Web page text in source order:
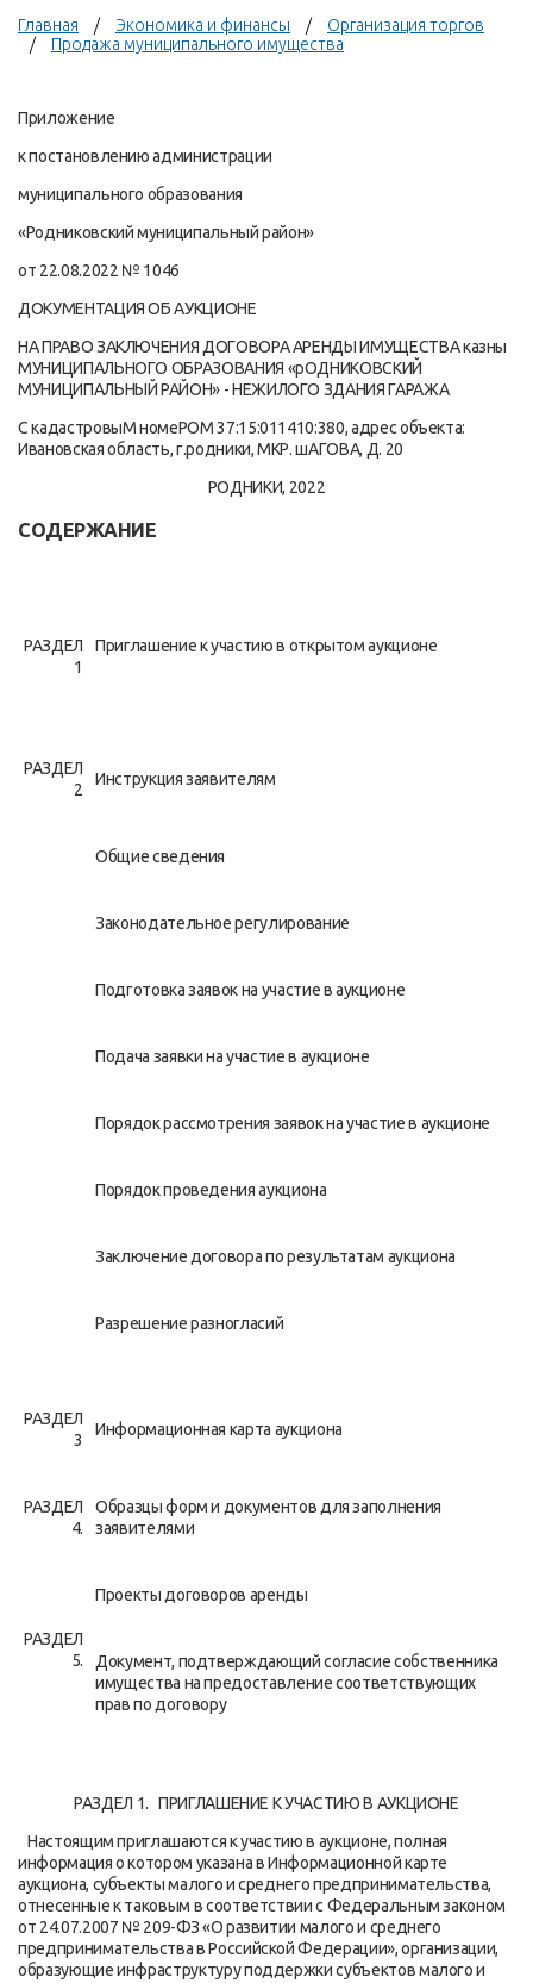
Главная Экономика и финансы
Организация торгов
Продажа муниципального имущества
Приложение
к постановлению администрации
муниципального образования
«Родниковский муниципальный район»
от 22.08.2022 № 1046
ДОКУМЕНТАЦИЯ ОБ АУКЦИОНЕ
НА ПРАВО ЗАКЛЮЧЕНИЯ ДОГОВОРА АРЕНДЫ ИМУЩЕСТВА казны
МУНИЦИПАЛЬНОГО ОБРАЗОВАНИЯ «рОДНИКОВСКИЙ
МУНИЦИПАЛЬНЫЙ РАЙОН» - НЕЖИЛОГО ЗДАНИЯ ГАРАЖА
С кадастровыМ номеРОМ 37:15:011410:380, адрес объекта:
Ивановская область, г.родники, МКР. шАГОВА, Д. 20
РОДНИКИ, 2022
СОДЕРЖАНИЕ
РАЗДЕЛ
1
Приглашение к участию в открытом аукционе
РАЗДЕЛ
2
Инструкция заявителям
Общие сведения
Законодательное регулирование
Подготовка заявок на участие в аукционе
Подача заявки на участие в аукционе
Порядок рассмотрения заявок на участие в аукционе
Порядок проведения аукциона
Заключение договора по результатам аукциона
Разрешение разногласий
РАЗДЕЛ
3
Информационная карта аукциона
РАЗДЕЛ
4.
Образцы форм и документов для заполнения
заявителями
РАЗДЕЛ
5.
Проекты договоров аренды
Документ, подтверждающий согласие собственника
имущества на предоставление соответствующих
прав по договору
РАЗДЕЛ 1. ПРИГЛАШЕНИЕ К УЧАСТИЮ В АУКЦИОНЕ
Настоящим приглашаются к участию в аукционе, полная
информация о котором указана в Информационной карте
аукциона, субъекты малого и среднего предпринимательства,
отнесенные к таковым в соответствии с Федеральным законом
от 24.07.2007 № 209-ФЗ «О развитии малого и среднего
предпринимательства в Российской Федерации», организации,
образующие инфраструктуру поддержки субъектов малого и